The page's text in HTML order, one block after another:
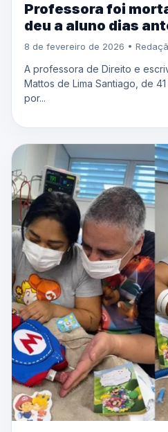
Professora foi
deu a aluno dias
8 de fevereiro de 2026 •
A professora de Direito e
Mattos de Lima Santiago, de
por...